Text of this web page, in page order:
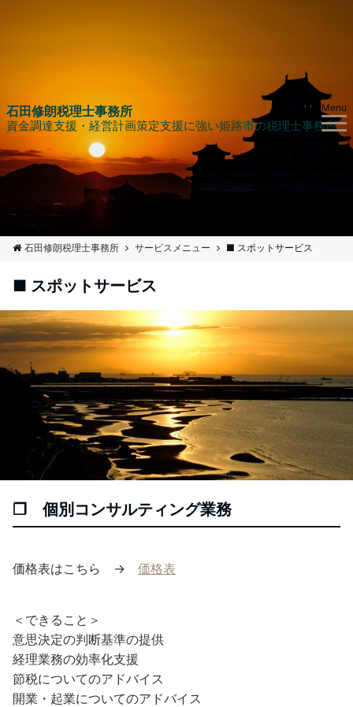
石田修朗税理士事務所
資金調達支援・経営計画策定支援に強い姫路市の税理士事務所
Menu
石田修朗税理士事務所 サービスメニュー ■ スポットサービス
■ スポットサービス
❐ 個別コンサルティング業務
価格表はこちら → 価格表
＜できること＞
意思決定の判断基準の提供
経理業務の効率化支援
節税についてのアドバイス
開業・起業についてのアドバイス